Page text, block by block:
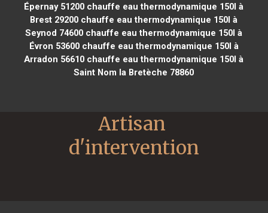
Épernay 51200 chauffe eau thermodynamique 150l à
Brest 29200 chauffe eau thermodynamique 150l à
Seynod 74600 chauffe eau thermodynamique 150l à
Évron 53600chauffe eau thermodynamique 150l à
Arradon 56610 chauffe eau thermodynamique 150l à
Saint Nom la Bretèche 78860
Artisan
d'intervention